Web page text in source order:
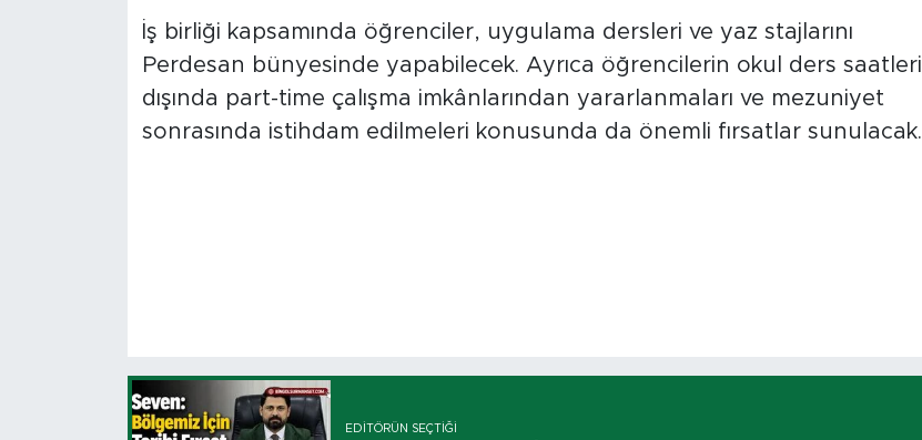
İş birliği kapsamında öğrenciler, uygulama dersleri ve yaz stajlarını
Perdesan bünyesinde yapabilecek. Ayrıca öğrencilerin okul ders saatleri
dışında part-time çalışma imkânlarından yararlanmaları ve mezuniyet
sonrasında istihdam edilmeleri konusunda da önemli fırsatlar sunulacak.
EDITÖRÜN SEÇTIĞI